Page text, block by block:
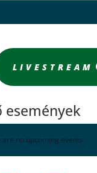
LIVESTREAM
események
are no upcoming events.